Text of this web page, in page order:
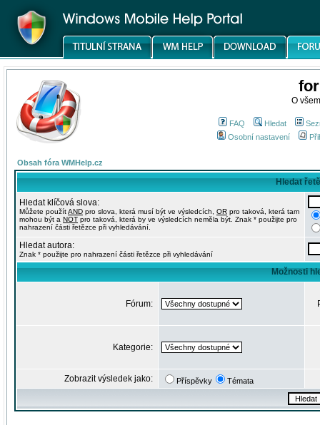
O
FAQ Hledat
Osobní nastavení
Obsah fóra WMHelp.cz
Hledat
Hledat klíčová slova:
Můžete použítAND pro slova, která musí být ve výsledcích, OR pro taková, která tam
mohou být a NOT pro taková, která by ve výsledcích neměla být. Znak * použijte pro
nahrazení části řetězce při vyhledávání.
Hledat autora:
Znak * použijte pro nahrazení části řetězce při vyhledávání
Možnosti
Fórum:
Kategorie:
Zobrazit výsledek jako: Příspěvky Témata